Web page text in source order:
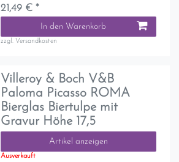
21,49 € *
In den Warenkorb
zzgl. Versandkosten
Villeroy & Boch V&B
Paloma Picasso ROMA
Bierglas Biertulpe mit
Gravur Höhe 17,5
Artikel anzeigen
Ausverkauft